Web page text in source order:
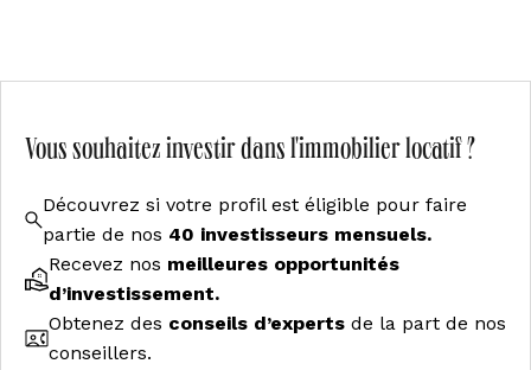
Vous souhaitez investir dans l'immobilier locatif ?
Découvrez si votre profil est éligible pour faire
partie de nos 40 investisseurs mensuels.
Recevez nos meilleures opportunités
d’investissement.
Obtenez des conseils d’experts de la part de nos
conseillers.